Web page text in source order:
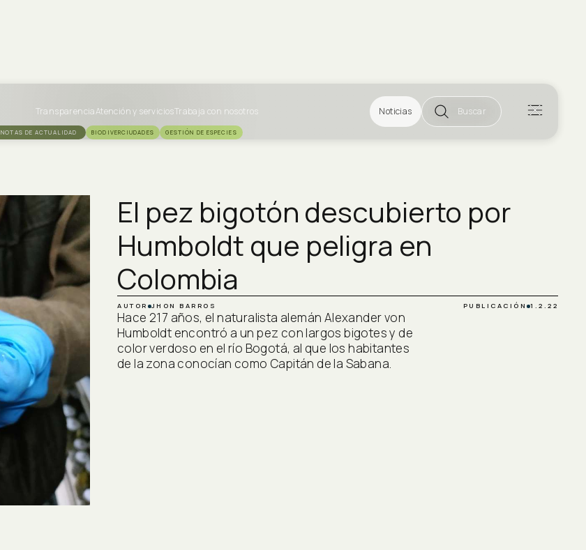
TransparenciaAtención y serviciosTrabaja con nosotros Noticias Buscar
NOTAS DE ACTUALIDAD BIODIVERCIUDADES GESTIÓN DE ESPECIES
El pez bigotón descubierto por
Humboldt que peligra en
Colombia
AUTOR JHON BARROS PUBLICACIÓN 1.2.22
Hace 217 años, el naturalista alemán Alexander von
Humboldt encontró a un pez con largos bigotes y de
color verdoso en el río Bogotá, al que los habitantes
de la zona conocían como Capitán de la Sabana.